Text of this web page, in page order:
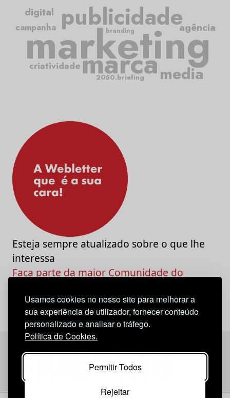
Usamos cookies no nosso site para melhorar a
sua experiência de utilizador, fornecer conteúdo
personalizado e analisar o tráfego.
Política de Cookies.
Permitir Todos
Rejeitar
marketing
publicidade
marca
criatividade
campanha
media
agência
digital
2050.briefing
branding
Esteja sempre atualizado sobre o que lhe
interessa
Faça parte da maior Comunidade do